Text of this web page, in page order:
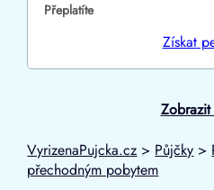
Přeplatíte
Získat
VyrizenaPujcka.cz > Půjčky >
přechodným pobytem